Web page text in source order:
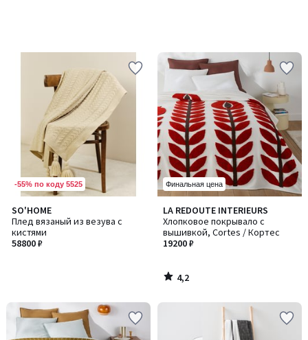
-55% по коду 5525
SO'HOME
Плед вязаный из везува с
кистями
58800 ₽
Финальная цена
LA REDOUTE INTERIEURS
Хлопковое покрывало с
вышивкой, Cortes / Кортес
19200 ₽
4,2
/ 5
4,2
/